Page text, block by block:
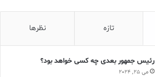
تازه نظرها
رئیس جمهور بعدی چه کسی خواهد بود؟
می 25, 2024